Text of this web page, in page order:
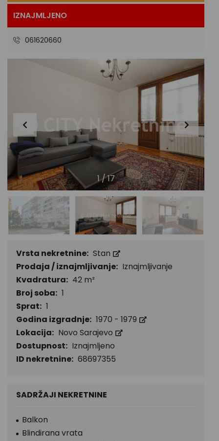
IZNAJMLJENO
061620660
1/17
Vrsta nekretnine: Stan
Prodaja / iznajmljivanje: Iznajmljivanje
Kvadratura: 42 m²
Broj soba: 1
Sprat: 1
Godina izgradnje: 1970 - 1979
Lokacija: Novo Sarajevo
Dostupnost: Iznajmljeno
ID nekretnine: 68697355
SADRŽAJI NEKRETNINE
Balkon
Blindirana vrata